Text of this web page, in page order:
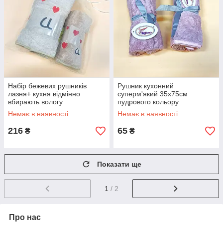
Набір бежевих рушників
лазня+ кухня відмінно
вбирають вологу
Немає в наявності
216 ₴
Рушник кухонний
суперм'який 35х75см
пудрового кольору
Немає в наявності
65 ₴
Показати ще
1 / 2
Про нас